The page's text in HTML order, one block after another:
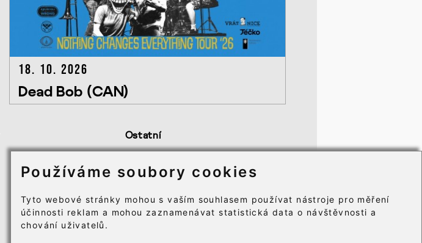
Používáme soubory cookies
Tyto webové stránky mohou s vaším souhlasem používat nástroje pro měření
účinnosti reklam a mohou zaznamenávat statistická data o návštěvnosti a
chování uživatelů.
18. 10. 2026
Dead Bob (CAN)
Ostatní
Informace o zpracování osobních údajů